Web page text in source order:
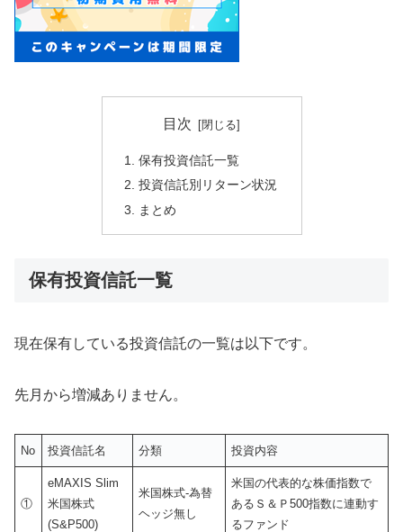
目次
保有投資信託一覧
投資信託別リターン状況
まとめ
保有投資信託一覧
現在保有している投資信託の一覧は以下です。
先月から増減ありません。
No 投資信託名 分類 投資内容
①
eMAXIS Slim
米国株式
(S&P500)
米国株式-為替
ヘッジ無し
米国の代表的な株価指数で
あるＳ＆Ｐ500指数に連動す
るファンド